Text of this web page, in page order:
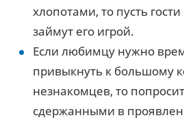
хлопотами, то пусть
займут его игрой.
Если любимцу нужно
привыкнуть к большому
незнакомцев, то
сдержанными в